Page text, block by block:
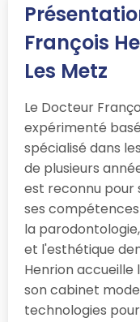
François
Les Metz
Le Docteur
expérimenté
spécialisé dans
de plusieurs
est reconnu pour
ses
la
et l'esthétique
Henrion
son cabinet
technologies